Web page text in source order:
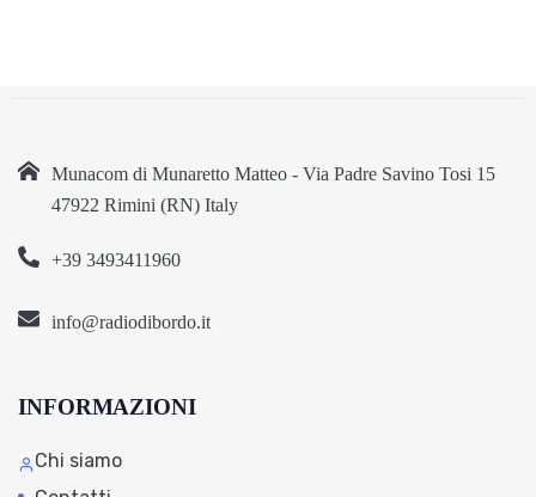
Munacom di Munaretto Matteo - Via Padre Savino Tosi 15
47922 Rimini (RN) Italy
+39 3493411960
info@radiodibordo.it
INFORMAZIONI
Chi siamo